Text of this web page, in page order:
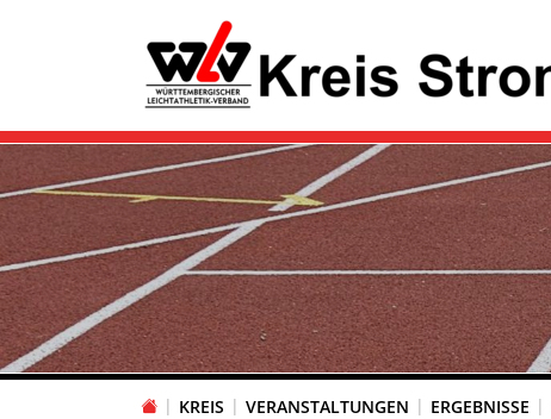
KREIS VERANSTALTUNGEN ERGEBNISSE